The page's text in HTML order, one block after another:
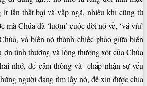
ít lần thất bại và vấp ngã, nhiều khi cũng từ
mà Chúa đã ‘lượm’ cuộc đời nó về, ‘vá víu’
và biến nó thành chiếc phao giữa biển
ơn tình thương và lòng thương xót của Chúa
nhớ, để cảm thông và chấp nhận sự yếu
người đang tìm lấy nó, để xin được chia